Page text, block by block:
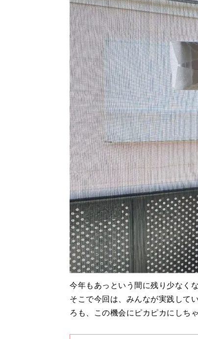
今年もあっという間に残り少なく
そこで今回は、みんなが実践して
ろも、この機会にピカピカにしち